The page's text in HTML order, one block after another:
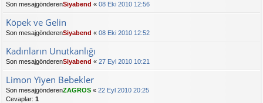
Son mesajgönderenSiyabend « 08 Eki 2010 12:56
Köpek ve Gelin
Son mesajgönderenSiyabend « 08 Eki 2010 12:52
Kadınların Unutkanlığı
Son mesajgönderenSiyabend « 27 Eyl 2010 10:21
Limon Yiyen Bebekler
Son mesajgönderenZAGROS « 22 Eyl 2010 20:25
Cevaplar: 1